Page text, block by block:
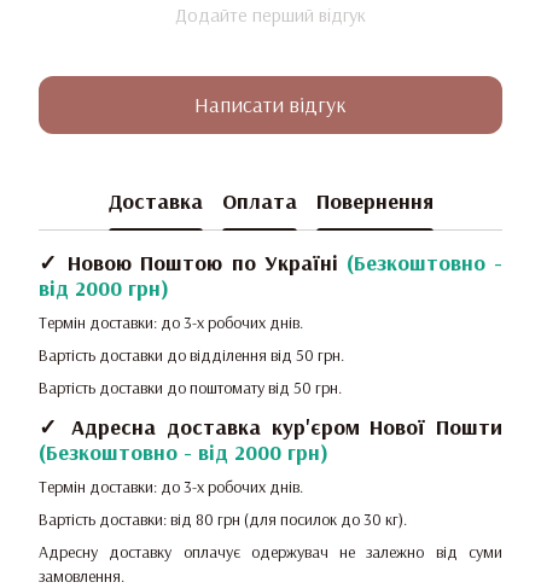
Додайте перший відгук
Написати відгук
Доставка Оплата Повернення
✓ Новою Поштою по Україні (Безкоштовно -
від 2000 грн)
Термін доставки: до 3-х робочих днів.
Вартість доставки до відділення від 50 грн.
Вартість доставки до поштомату від 50 грн.
✓ Адресна доставка кур'єром Нової Пошти
(Безкоштовно - від 2000 грн)
Термін доставки: до 3-х робочих днів.
Вартість доставки: від 80 грн (для посилок до 30 кг).
Адресну доставку оплачує одержувач не залежно від суми
замовлення.